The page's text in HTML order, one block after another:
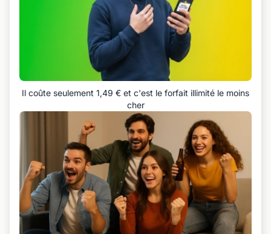
Il coûte seulement 1,49 € et c'est le forfait illimité le moins
cher